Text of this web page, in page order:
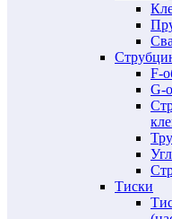
F-
G-
Тиски